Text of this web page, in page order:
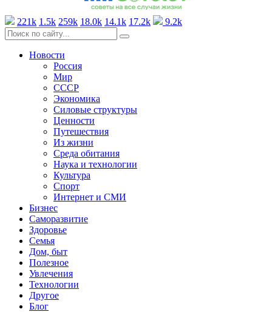
221k 1.5k 259k 18.0k 14.1k 17.2k 9.2k
Новости
Россия
Мир
СССР
Экономика
Силовые структуры
Ценности
Путешествия
Из жизни
Среда обитания
Наука и технологии
Культура
Спорт
Интернет и СМИ
Бизнес
Саморазвитие
Здоровье
Семья
Дом, быт
Полезное
Увлечения
Технологии
Другое
Блог